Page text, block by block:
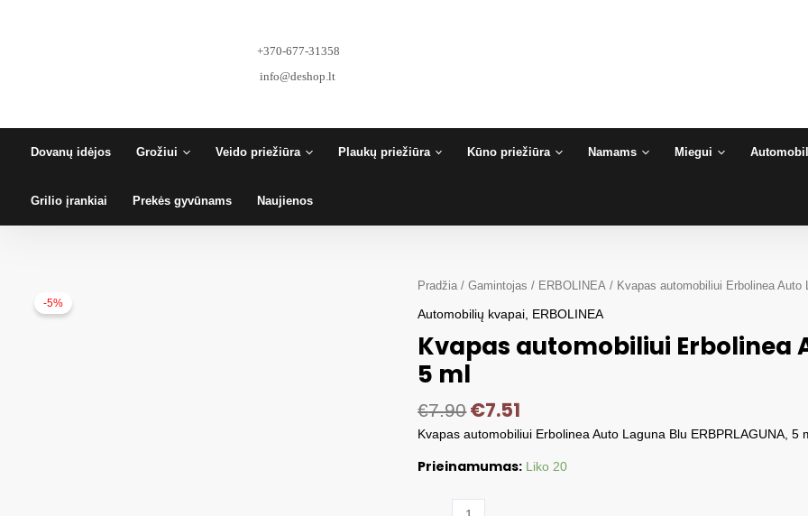
+370-677-31358
info@deshop.lt
Dovanų idėjos Grožiui Veido priežiūra Plaukų priežiūra Kūno priežiūra Namams Miegui
Grilio įrankiai Prekės gyvūnams Naujienos
-5%
Pradžia /Gamintojas / ERBOLINEA / Kvapas automobiliui Erbolinea Auto
Automobilių kvapai ERBOLINEA
Kvapas automobiliui Erbolinea
5 ml
€7.90 €7.51
Kvapas automobiliui Erbolinea Auto Laguna Blu ERBPRLAGUNA, 5
Prieinamumas: Liko 20
produkto